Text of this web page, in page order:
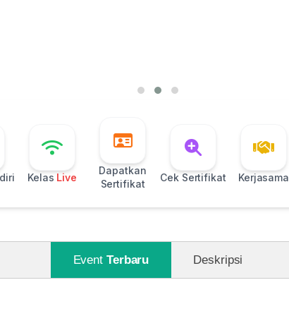
Kelas Live
Dapatkan
Sertifikat
Cek Sertifikat Kerjasama
Event Terbaru Deskripsi